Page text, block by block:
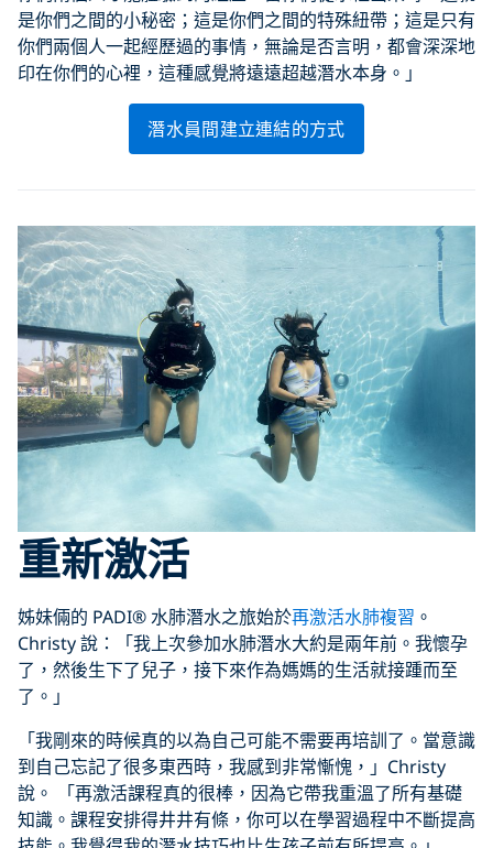
是你們之間的小秘密；這是你們之間的特殊紐帶；這是只有
你們兩個人一起經歷過的事情，無論是否言明，都會深深地
印在你們的心裡，這種感覺將遠遠超越潛水本身。」
潛水員間建立連結的方式
重新激活
姊妹倆的 PADI® 水肺潛水之旅始於再激活水肺複習 。
Christy 說：「我上次參加水肺潛水大約是兩年前。我懷孕
了，然後生下了兒子，接下來作為媽媽的生活就接踵而至
了。」
「我剛來的時候真的以為自己可能不需要再培訓了。當意識
到自己忘記了很多東西時，我感到非常慚愧，」Christy
說。 「再激活課程真的很棒，因為它帶我重溫了所有基礎
知識。課程安排得井井有條，你可以在學習過程中不斷提高